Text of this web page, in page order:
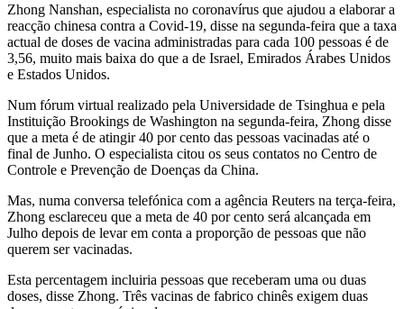
Zhong Nanshan, especialista no coronavírus que ajudou a elaborar a
reacção chinesa contra a Covid-19, disse na segunda-feira que a taxa
actual de doses de vacina administradas para cada 100 pessoas é de
3,56, muito mais baixa do que a de Israel, Emirados Árabes Unidos
e Estados Unidos.
Num fórum virtual realizado pela Universidade de Tsinghua e pela
Instituição Brookings de Washington na segunda-feira, Zhong disse
que a meta é de atingir 40 por cento das pessoas vacinadas até o
final de Junho. O especialista citou os seus contatos no Centro de
Controle e Prevenção de Doenças da China.
Mas, numa conversa telefónica com a agência Reuters na terça-feira,
Zhong esclareceu que a meta de 40 por cento será alcançada em
Julho depois de levar em conta a proporção de pessoas que não
querem ser vacinadas.
Esta percentagem incluiria pessoas que receberam uma ou duas
doses, disse Zhong. Três vacinas de fabrico chinês exigem duas